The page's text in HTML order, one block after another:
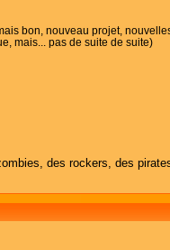
bon, nouveau projet,
mais... pas de suite de suite)
des rockers, des